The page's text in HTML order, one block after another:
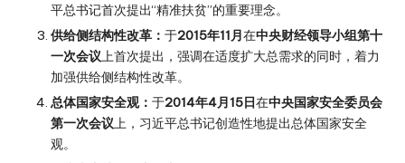
平总书记首次提出“精准扶贫”的重要理念。
供给侧结构性改革： 于2015年11月在中央财经领导小组第十
一次会议上首次提出，强调在适度扩大总需求的同时，着力
加强供给侧结构性改革。
总体国家安全观： 于2014年4月15日在中央国家安全委员会
第一次会议上，习近平总书记创造性地提出总体国家安全
观。